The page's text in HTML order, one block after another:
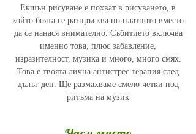
Екшън рисуване е похват в рисуването, в
който боята се разпръсква по платното вместо
да се нанася внимателно. Събитието включва
именно това, плюс забавление,
изразителност, музика и много, много смях.
Това е твоята лична антистрес терапия след
дълъг ден. Ще размахваме смело четки под
ритъма на музик